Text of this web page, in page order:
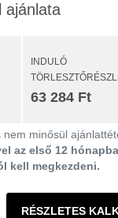
ajánlata
INDULÓ
63 284 Ft
minősül
az első 12
kell megkezdeni.
RÉSZLETES